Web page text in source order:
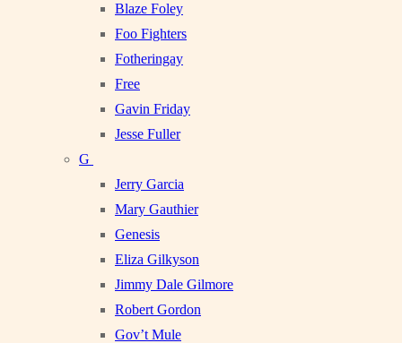
Blaze Foley
Foo Fighters
Fotheringay
Free
Gavin Friday
Jesse Fuller
G
Jerry Garcia
Mary Gauthier
Genesis
Eliza Gilkyson
Jimmy Dale Gilmore
Robert Gordon
Gov’t Mule